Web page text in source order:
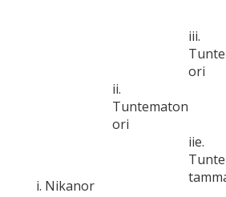
i. Nikanor
ii.
Tuntematon
ori
iii.
ori
iie.